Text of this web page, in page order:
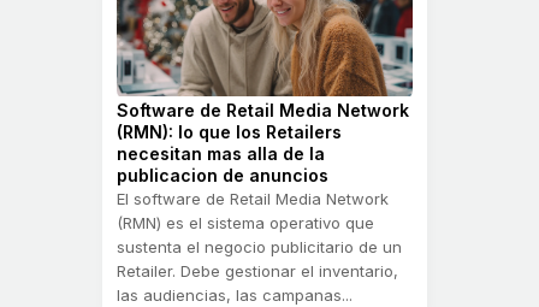
Software de Retail Media Network
(RMN): lo que los Retailers
necesitan mas alla de la
publicacion de anuncios
El software de Retail Media Network
(RMN) es el sistema operativo que
sustenta el negocio publicitario de un
Retailer. Debe gestionar el inventario,
las audiencias, las campanas...